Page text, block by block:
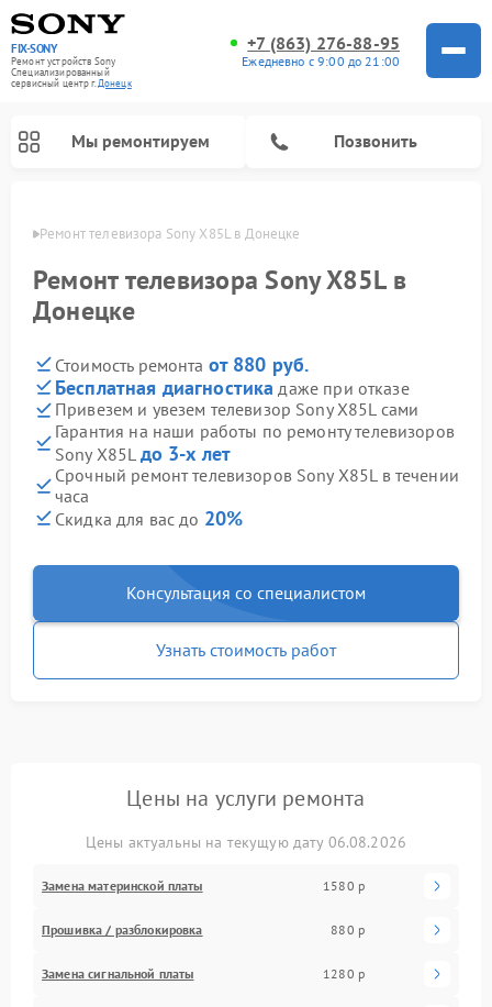
FIX-SONY
Ремонт устройств Sony
Специализированный
cервисный центр г. Донецк
+7 (863) 276-88-95
Ежедневно с 9:00 до 21:00
Мы ремонтируем Позвонить
Ремонт телевизора Sony X85L в Донецке
Ремонт телевизора Sony X85L в
Донецке
Стоимость ремонта от 880 руб.
Бесплатная диагностика даже при отказе
Привезем и увезем телевизор Sony X85L сами
Гарантия на наши работы по ремонту телевизоров
Sony X85L до 3-х лет
Срочный ремонт телевизоров Sony X85L в течении
часа
Скидка для вас до 20%
Консультация со специалистом
Узнать стоимость работ
Цены на услуги ремонта
Цены актуальны на текущую дату 06.08.2026
Замена материнской платы 1580 р
Прошивка / разблокировка 880 р
Замена сигнальной платы 1280 р